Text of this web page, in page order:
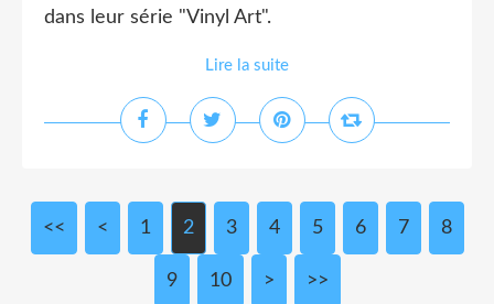
dans leur série "Vinyl Art".
Lire la suite
<< < 1 2 3 4 5 6 7 8
9 10 20
> >>